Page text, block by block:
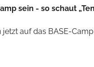
sein - so schaut
auf das BASE-Camp